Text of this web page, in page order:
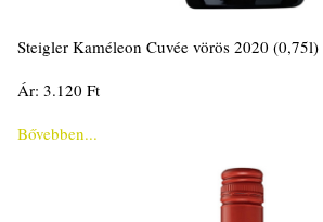
Steigler Kaméleon Cuvée vörös 2020 (0,75l)
Ár: 3.120 Ft
Bővebben...